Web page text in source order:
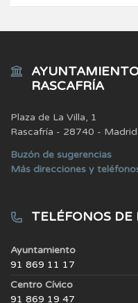
RASCAFRÍA
Plaza de La Villa, 1
Rascafría - 28740 - Madrid
Buzón de sugerencias
Más direcciones y
TELÉFONOS DE
Ayuntamiento
91 869 11 17
Centro Cívico
91 869 19 47